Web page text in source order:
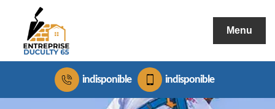
Menu
indisponible indisponible